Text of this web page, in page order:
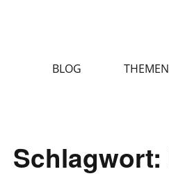
BLOG THEMEN
Schlagwort: